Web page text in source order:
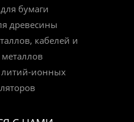
бумаги
древесины
кабелей и
литий-ионных